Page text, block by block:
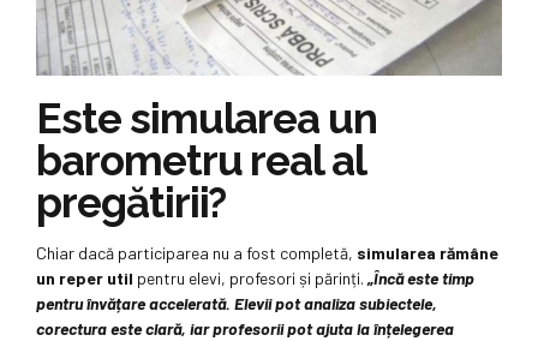
Este simularea un
barometru real al
pregătirii?
Chiar dacă participarea nu a fost completă, simularea rămâne
un reper util pentru elevi, profesori și părinți. „Încă este timp
pentru învățare accelerată. Elevii pot analiza subiectele,
corectura este clară, iar profesorii pot ajuta la înțelegerea